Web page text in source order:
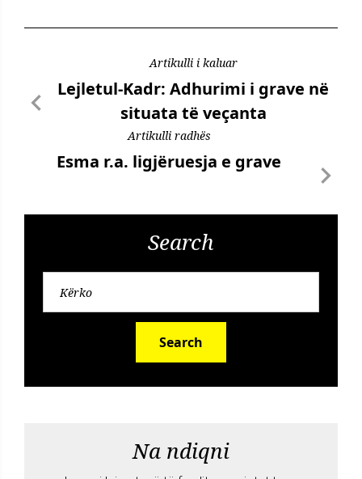
Artikulli i kaluar
Lejletul-Kadr: Adhurimi i grave në
situata të veçanta
Artikulli radhës
Esma r.a. ligjëruesja e grave
Search
Search
Na ndiqni